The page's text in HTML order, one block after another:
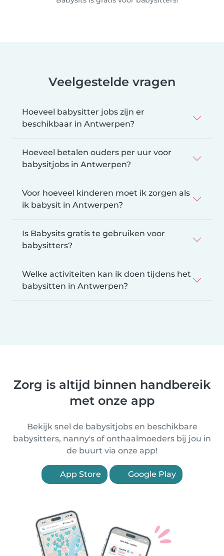
Veelgestelde vragen
Hoeveel babysitter jobs zijn er
beschikbaar in Antwerpen?
Hoeveel betalen ouders per uur voor
babysitjobs in Antwerpen?
Voor hoeveel kinderen moet ik zorgen als
ik babysit in Antwerpen?
Is Babysits gratis te gebruiken voor
babysitters?
Welke activiteiten kan ik doen tijdens het
babysitten in Antwerpen?
Zorg is altijd binnen handbereik
met onze app
Bekijk snel de babysitjobs en beschikbare
babysitters, nanny's of onthaalmoeders bij jou in
de buurt via onze app!
App Store Google Play